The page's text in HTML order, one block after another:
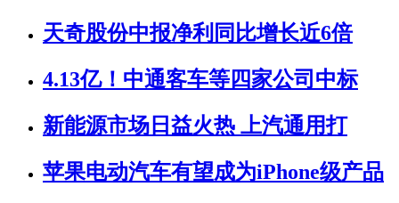
天奇股份中报净利同比增长近6倍
4.13亿！中通客车等四家公司中标
新能源市场日益火热 上汽通用打
苹果电动汽车有望成为iPhone级产品